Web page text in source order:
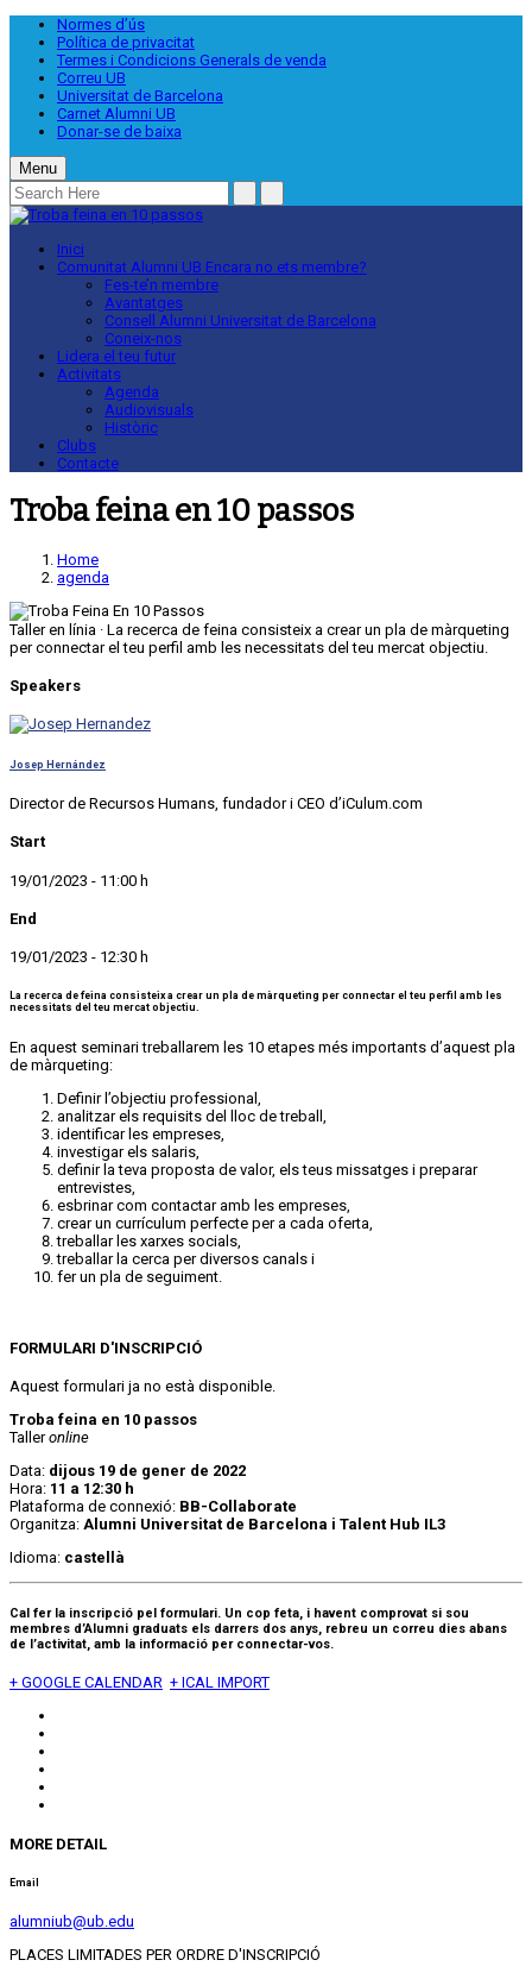
Normes d’ús
Política de privacitat
Termes i Condicions Generals de venda
Correu UB
Universitat de Barcelona
Carnet Alumni UB
Donar-se de baixa
Menu
Inici
Comunitat Alumni UB Encara no ets membre?
Fes-te’n membre
Avantatges
Consell Alumni Universitat de Barcelona
Coneix-nos
Lidera el teu futur
Activitats
Agenda
Audiovisuals
Històric
Clubs
Contacte
Troba feina en 10 passos
Home
agenda
Taller en línia · La recerca de feina consisteix a crear un pla de màrqueting
per connectar el teu perfil amb les necessitats del teu mercat objectiu.
Speakers
Josep Hernández
Director de Recursos Humans, fundador i CEO d’iCulum.com
Start
19/01/2023 - 11:00 h
End
19/01/2023 - 12:30 h
La recerca de feina consisteix a crear un pla de màrqueting per connectar el teu perfil amb les
necessitats del teu mercat objectiu.
En aquest seminari treballarem les 10 etapes més importants d’aquest pla
de màrqueting:
Definir l’objectiu professional,
analitzar els requisits del lloc de treball,
identificar les empreses,
investigar els salaris,
definir la teva proposta de valor, els teus missatges i preparar
entrevistes,
esbrinar com contactar amb les empreses,
crear un currículum perfecte per a cada oferta,
treballar les xarxes socials,
treballar la cerca per diversos canals i
fer un pla de seguiment.
FORMULARI D'INSCRIPCIÓ
Aquest formulari ja no està disponible.
Troba feina en 10 passos
Talleronline
Data: dijous 19 de gener de 2022
Hora: 11 a 12:30 h
Plataforma de connexió: BB-Collaborate
Organitza: Alumni Universitat de Barcelona i Talent Hub IL3
Idioma: castellà
Cal fer la inscripció pel formulari. Un cop feta, i havent comprovat si sou
membres d’Alumni graduats els darrers dos anys, rebreu un correu dies abans
de l’activitat, amb la informació per connectar-vos.
+ GOOGLE CALENDAR + ICAL IMPORT
MORE DETAIL
Email
alumniub@ub.edu
PLACES LIMITADES PER ORDRE D'INSCRIPCIÓ